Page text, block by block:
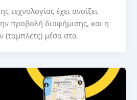
τεχνολογίας έχει ανοίξει
προβολή διαφήμισης, και η
μέσα στα